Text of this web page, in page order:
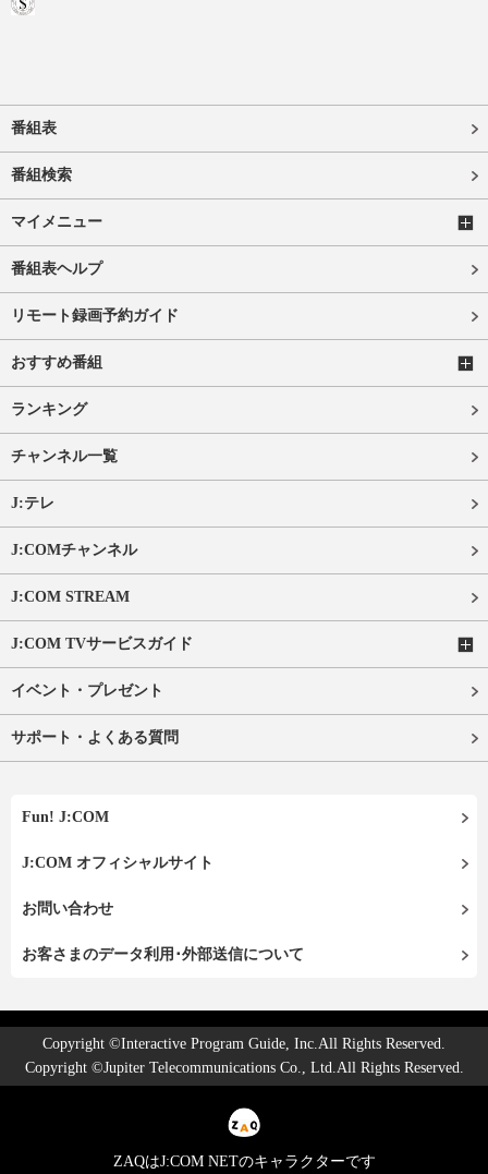
番組表
番組検索
マイメニュー
番組表ヘルプ
リモート録画予約ガイド
おすすめ番組
ランキング
チャンネル一覧
J:テレ
J:COMチャンネル
J:COM STREAM
J:COM TVサービスガイド
イベント・プレゼント
サポート・よくある質問
Fun! J:COM
J:COM オフィシャルサイト
お問い合わせ
お客さまのデータ利用･外部送信について
Copyright ©Interactive Program Guide, Inc.All Rights Reserved.
Copyright ©Jupiter Telecommunications Co., Ltd.All Rights Reserved.
ZAQはJ:COM NETのキャラクターです